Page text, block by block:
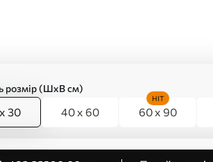
розмір (ШхВ см)
30 40 x 60 60 x 90
HIT